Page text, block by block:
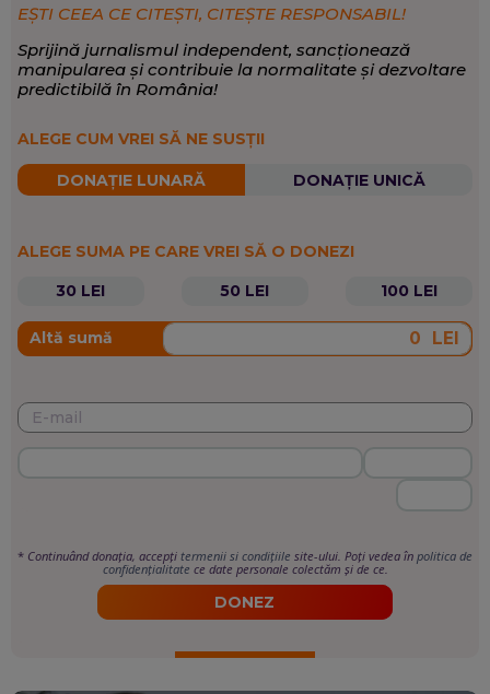
EȘTI CEEA CE CITEȘTI, CITEȘTE RESPONSABIL!
Sprijină jurnalismul independent, sancționează
manipularea și contribuie la normalitate și dezvoltare
predictibilă în România!
ALEGE CUM VREI SĂ NE SUSȚII
DONAȚIE LUNARĂ DONAȚIE UNICĂ
ALEGE SUMA PE CARE VREI SĂ O DONEZI
30 LEI
50 LEI 100 LEI
Altă sumă LEI
* Continuând donația, accepți termenii si condițiile site-ului. Poți vedea în politica de
confidențialitate ce date personale colectăm și de ce.
DONEZ